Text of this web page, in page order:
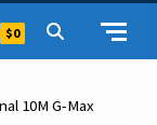
$0
10M G-Max